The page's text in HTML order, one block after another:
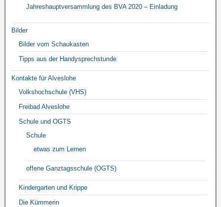
Jahreshauptversammlung des BVA 2020 – Einladung
Bilder
Bilder vom Schaukasten
Tipps aus der Handysprechstunde
Kontakte für Alveslohe
Volkshochschule (VHS)
Freibad Alveslohe
Schule und OGTS
Schule
etwas zum Lernen
offene Ganztagsschule (OGTS)
Kindergarten und Krippe
Die Kümmerin